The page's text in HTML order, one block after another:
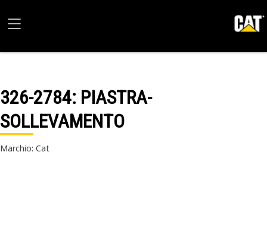
326-2784: PIASTRA-
SOLLEVAMENTO
Marchio: Cat